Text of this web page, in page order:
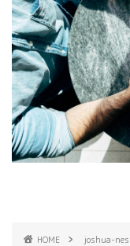
HOME joshua-